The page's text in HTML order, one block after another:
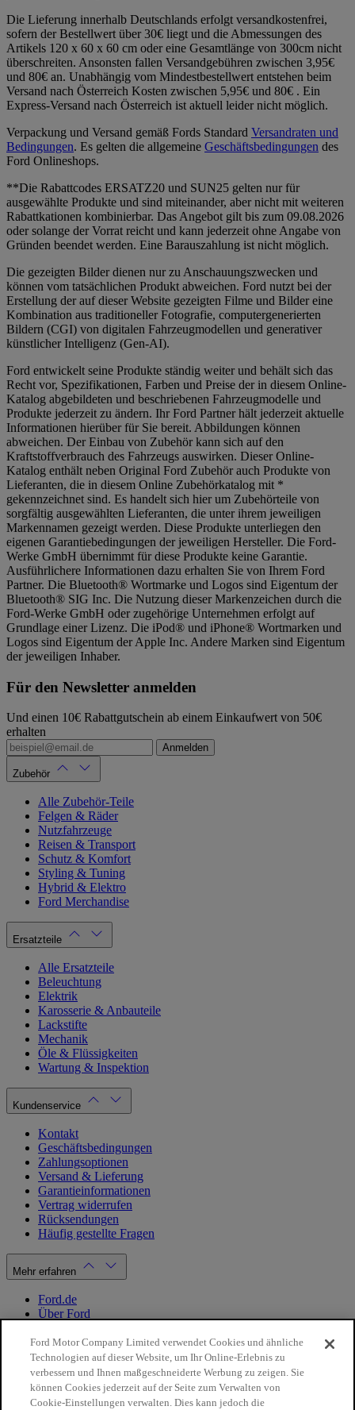
Die Lieferung innerhalb Deutschlands erfolgt versandkostenfrei,
sofern der Bestellwert über 30€ liegt und die Abmessungen des
Artikels 120 x 60 x 60 cm oder eine Gesamtlänge von 300cm nicht
überschreiten. Ansonsten fallen Versandgebühren zwischen 3,95€
und 80€ an. Unabhängig vom Mindestbestellwert entstehen beim
Versand nach Österreich Kosten zwischen 5,95€ und 80€ . Ein
Express-Versand nach Österreich ist aktuell leider nicht möglich.
Verpackung und Versand gemäß Fords Standard Versandraten und
Bedingungen. Es gelten die allgemeine Geschäftsbedingungen des
Ford Onlineshops.
**Die Rabattcodes ERSATZ20 und SUN25 gelten nur für
ausgewählte Produkte und sind miteinander, aber nicht mit weiteren
Rabattkationen kombinierbar. Das Angebot gilt bis zum 09.08.2026
oder solange der Vorrat reicht und kann jederzeit ohne Angabe von
Gründen beendet werden. Eine Barauszahlung ist nicht möglich.
Die gezeigten Bilder dienen nur zu Anschauungszwecken und
können vom tatsächlichen Produkt abweichen. Ford nutzt bei der
Erstellung der auf dieser Website gezeigten Filme und Bilder eine
Kombination aus traditioneller Fotografie, computergenerierten
Bildern (CGI) von digitalen Fahrzeugmodellen und generativer
künstlicher Intelligenz (Gen-AI).
Ford entwickelt seine Produkte ständig weiter und behält sich das
Recht vor, Spezifikationen, Farben und Preise der in diesem Online-
Katalog abgebildeten und beschriebenen Fahrzeugmodelle und
Produkte jederzeit zu ändern. Ihr Ford Partner hält jederzeit aktuelle
Informationen hierüber für Sie bereit. Abbildungen können
abweichen. Der Einbau von Zubehör kann sich auf den
Kraftstoffverbrauch des Fahrzeugs auswirken. Dieser Online-
Katalog enthält neben Original Ford Zubehör auch Produkte von
Lieferanten, die in diesem Online Zubehörkatalog mit *
gekennzeichnet sind. Es handelt sich hier um Zubehörteile von
sorgfältig ausgewählten Lieferanten, die unter ihrem jeweiligen
Markennamen gezeigt werden. Diese Produkte unterliegen den
eigenen Garantiebedingungen der jeweiligen Hersteller. Die Ford-
Werke GmbH übernimmt für diese Produkte keine Garantie.
Ausführlichere Informationen dazu erhalten Sie von Ihrem Ford
Partner. Die Bluetooth® Wortmarke und Logos sind Eigentum der
Bluetooth® SIG Inc. Die Nutzung dieser Markenzeichen durch die
Ford-Werke GmbH oder zugehörige Unternehmen erfolgt auf
Grundlage einer Lizenz. Die iPod® und iPhone® Wortmarken und
Logos sind Eigentum der Apple Inc. Andere Marken sind Eigentum
der jeweiligen Inhaber.
Für den Newsletter anmelden
Und einen 10€ Rabattgutschein ab einem Einkaufwert von 50€
erhalten
Anmelden
Zubehör
Alle Zubehör-Teile
Felgen & Räder
Nutzfahrzeuge
Reisen & Transport
Schutz & Komfort
Styling & Tuning
Hybrid & Elektro
Ford Merchandise
Ersatzteile
Alle Ersatzteile
Beleuchtung
Elektrik
Karosserie & Anbauteile
Lackstifte
Mechanik
Öle & Flüssigkeiten
Wartung & Inspektion
Kundenservice
Kontakt
Geschäftsbedingungen
Zahlungsoptionen
Versand & Lieferung
Garantieinformationen
Vertrag widerrufen
Rücksendungen
Häufig gestellte Fragen
Mehr erfahren
Ford.de
Über Ford
Datenschutzbestimmungen
Impressum
Mein Konto
Ford Motor Company Limited verwendet Cookies und ähnliche
Technologien auf dieser Website, um Ihr Online-Erlebnis zu
verbessern und Ihnen maßgeschneiderte Werbung zu zeigen. Sie
können Cookies jederzeit auf der Seite zum Verwalten von
Cookie-Einstellungen verwalten. Dies kann jedoch die